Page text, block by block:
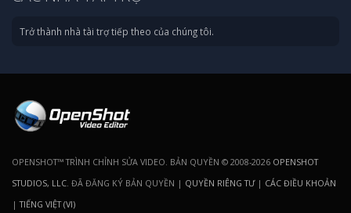
Trở thành nhà tài trợ tiếp theo của chúng tôi.
OPENSHOT™ TRÌNH CHỈNH SỬA VIDEO. BẢN QUYỀN © 2008-2026 OPENSHOT
STUDIOS, LLC . ĐÃ ĐĂNG KÝ BẢN QUYỀN | QUYỀN RIÊNG TƯ| CÁC ĐIỀU KHOẢN
|TIẾNG VIỆT (VI)